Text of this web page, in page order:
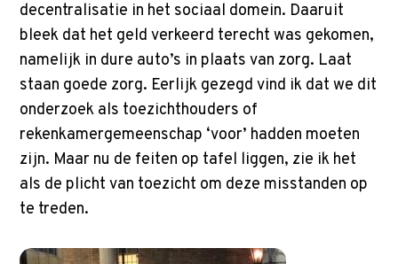
decentralisatie in het sociaal domein. Daaruit
bleek dat het geld verkeerd terecht was gekomen,
namelijk in dure auto’s in plaats van zorg. Laat
staan goede zorg. Eerlijk gezegd vind ik dat we dit
onderzoek als toezichthouders of
rekenkamergemeenschap ‘voor’ hadden moeten
zijn. Maar nu de feiten op tafel liggen, zie ik het
als de plicht van toezicht om deze misstanden op
te treden.